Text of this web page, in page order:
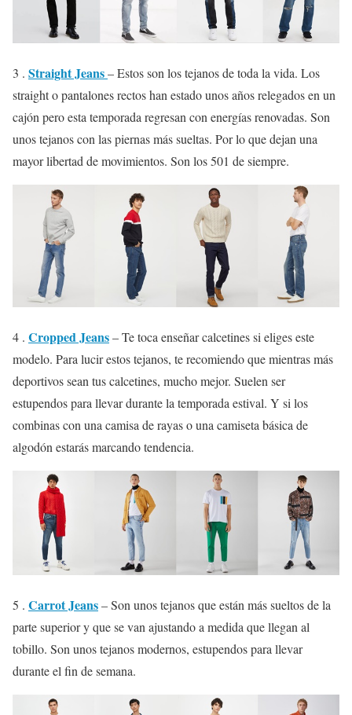
3 . Straight Jeans– Estos son los tejanos de toda la vida. Los
straight o pantalones rectos han estado unos años relegados en un
cajón pero esta temporada regresan con energías renovadas. Son
unos tejanos con las piernas más sueltas. Por lo que dejan una
mayor libertad de movimientos. Son los 501 de siempre.
4 . Cropped Jeans– Te toca enseñar calcetines si eliges este
modelo. Para lucir estos tejanos, te recomiendo que mientras más
deportivos sean tus calcetines, mucho mejor. Suelen ser
estupendos para llevar durante la temporada estival. Y si los
combinas con una camisa de rayas o una camiseta básica de
algodón estarás marcando tendencia.
5 . Carrot Jeans– Son unos tejanos que están más sueltos de la
parte superior y que se van ajustando a medida que llegan al
tobillo. Son unos tejanos modernos, estupendos para llevar
durante el fin de semana.